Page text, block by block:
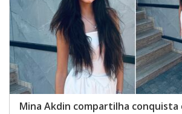
Mina Akdin compartilha conquista